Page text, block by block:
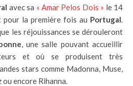
avec sa « Amar Pelos Dois » le 14
pour la première fois au Portugal.
les réjouissances se dérouleront
, une salle pouvant accueillir
et où se produisent très
stars comme Madonna, Muse,
encore Rihanna.